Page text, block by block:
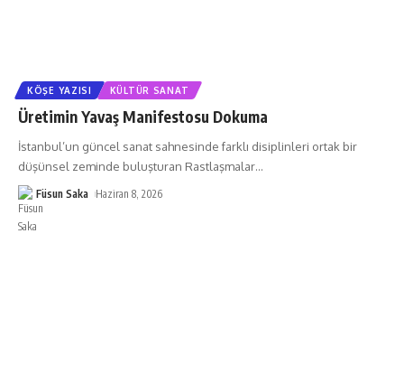
KÖŞE YAZISI KÜLTÜR SANAT
Üretimin Yavaş Manifestosu Dokuma
İstanbul’un güncel sanat sahnesinde farklı disiplinleri ortak bir
düşünsel zeminde buluşturan Rastlaşmalar…
Füsun Saka Haziran 8, 2026